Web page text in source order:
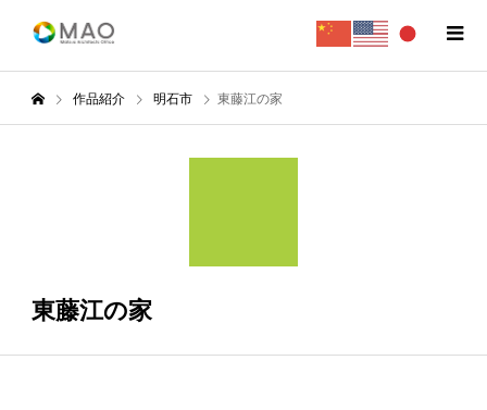
作品紹介 明石市 東藤江の家
東藤江の家